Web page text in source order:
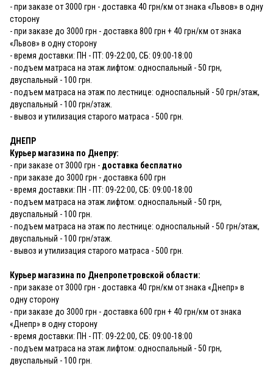
- при заказе от 3000 грн - доставка 40 грн/км от знака «Львов» в одну
сторону
- при заказе до 3000 грн - доставка 800 грн + 40 грн/км от знака
«Львов» в одну сторону
- время доставки: ПН - ПТ: 09-22:00, СБ: 09:00-18:00
- подъем матраса на этаж лифтом: односпальный - 50 грн,
двуспальный - 100 грн.
- подъем матраса на этаж по лестнице: односпальный - 50 грн/этаж,
двуспальный - 100 грн/этаж.
- вывоз и утилизация старого матраса - 500 грн.
ДНЕПР
Курьер магазина по Днепру:
- при заказе от 3000 грн - доставка бесплатно
- при заказе до 3000 грн - доставка 600 грн
- время доставки: ПН - ПТ: 09-22:00, СБ: 09:00-18:00
- подъем матраса на этаж лифтом: односпальный - 50 грн,
двуспальный - 100 грн.
- подъем матраса на этаж по лестнице: односпальный - 50 грн/этаж,
двуспальный - 100 грн/этаж.
- вывоз и утилизация старого матраса - 500 грн.
Курьер магазина по Днепропетровской области:
- при заказе от 3000 грн - доставка 40 грн/км от знака «Днепр» в
одну сторону
- при заказе до 3000 грн - доставка 600 грн + 40 грн/км от знака
«Днепр» в одну сторону
- время доставки: ПН - ПТ: 09-22:00, СБ: 09:00-18:00
- подъем матраса на этаж лифтом: односпальный - 50 грн,
двуспальный - 100 грн.